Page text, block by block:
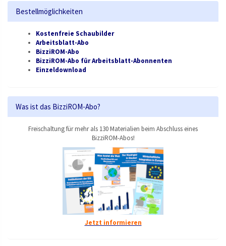
Bestellmöglichkeiten
Kostenfreie Schaubilder
Arbeitsblatt-Abo
BizziROM-Abo
BizziROM-Abo für Arbeitsblatt-Abonnenten
Einzeldownload
Was ist das BizziROM-Abo?
Freischaltung für mehr als 130 Materialien beim Abschluss eines
BizziROM-Abos!
Jetzt informieren